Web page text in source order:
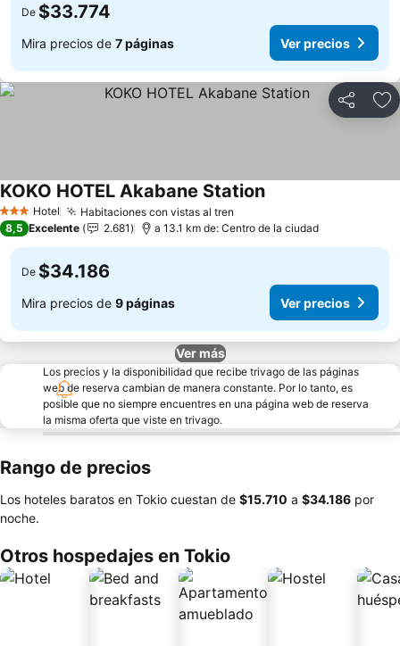
De $33.774
Mira precios de 7 páginas Ver precios
Compartir
3 Estrellas
Hotel Habitaciones con vistas al tren
KOKO HOTEL Akabane Station
8,5 Excelente 2.681 a 13.1 km de: Centro de la ciudad
De $34.186
Mira precios de 9 páginas Ver precios
Ver más
Los precios y la disponibilidad que recibe trivago de las páginas
web de reserva cambian de manera constante. Por lo tanto, es
posible que no siempre encuentres en una página web de reserva
la misma oferta que viste en trivago.
Rango de precios
Los hoteles baratos en Tokio cuestan de ‎$15.710 a ‎$34.186 por
noche.
Otros hospedajes en Tokio